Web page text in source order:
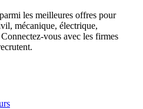
les meilleures offres pour
mécanique, électrique,
vous avec les firmes